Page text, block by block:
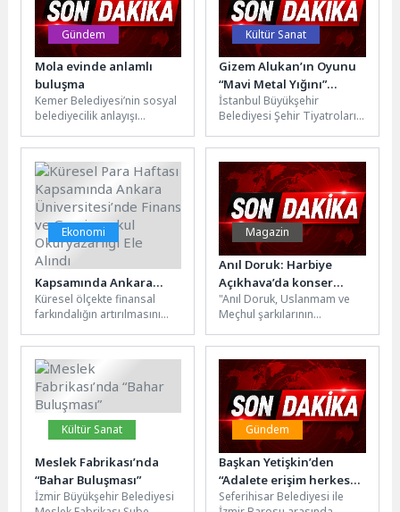
Gündem
Mola evinde anlamlı
buluşma
Kemer Belediyesi’nin sosyal
belediyecilik anlayışı
Belediye Başkanı Necati
Topaloğlu öncülüğünde
hayata geçirilen Mola...
Kültür Sanat
Gizem Alukan’ın Oyunu
“Mavi Metal Yığını”
Muhsin Ertuğrul
Okumalarının Son
Konuğu Oldu
İstanbul Büyükşehir
Belediyesi Şehir Tiyatroları,
yazarlarını metinleriyle
birlikte seyirciyle
buluşturan...
Ekonomi
Küresel Para Haftası
Kapsamında Ankara
Üniversitesi’nde Finans
ve Gayrimenkul
Okuryazarlığı Ele Alındı
Küresel ölçekte finansal
farkındalığın artırılmasını
Haftası (Global Money
Week), 2026 yılı etkinlikleri...
Magazin
Anıl Doruk: Harbiye
Açıkhava’da konser
vermek isterim
"Anıl Doruk, Uslanmam ve
Meçhul şarkılarının
gerçekleştirdi."Besteleri ve
sesiyle dikkat çeken İstanbul
gecelerinin sevilen...
Kültür Sanat
Meslek Fabrikası’nda
“Bahar Buluşması”
İzmir Büyükşehir Belediyesi
Gündem
Başkan Yetişkin’den
“Adalete erişim herkes
için ulaşılabilir olmalı”
Seferihisar Belediyesi ile